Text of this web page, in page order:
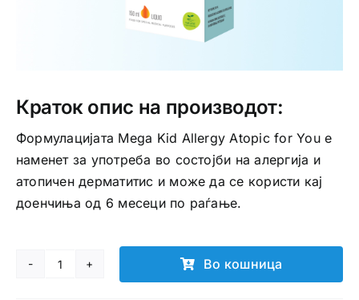
Краток опис на производот:
Формулацијата Mega Kid Allergy Atopic for You е
наменет за употреба во состојби на алергија и
атопичен дерматитис и може да се користи кај
доенчиња од 6 месеци по раѓање.
MegaKid
Во кошница